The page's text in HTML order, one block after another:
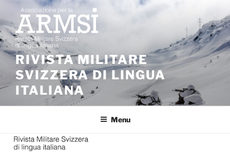
al
contenuto
RIVISTA MILITARE
SVIZZERA DI LINGUA
ITALIANA
Menu